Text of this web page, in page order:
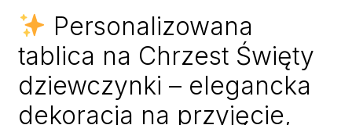
Personalizowana
tablica na Chrzest Święty
dziewczynki – elegancka
dekoracja na przyjęcie,